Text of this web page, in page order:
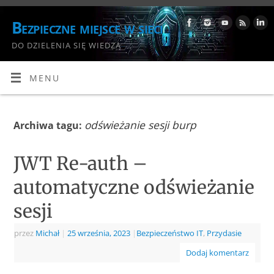
Bezpieczne miejsce w sieci
DO DZIELENIA SIĘ WIEDZĄ
MENU
Archiwa tagu: odświeżanie sesji burp
JWT Re-auth –
automatyczne odświeżanie
sesji
przez Michał | 25 września, 2023 | Bezpieczeństwo IT, Przydasie
Dodaj komentarz